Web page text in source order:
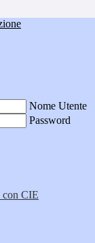
Nome Utente
Password
con CIE